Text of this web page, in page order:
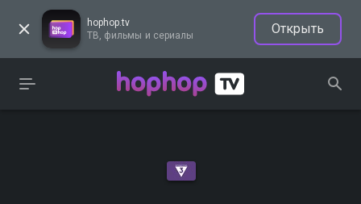
hophop.tv
ТВ, фильмы и сериалы
Открыть